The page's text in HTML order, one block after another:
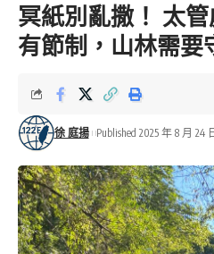
冥紙別亂撒！ 太
有節制，山林需要
徐 庭揚 Published 2025 年 8 月 24